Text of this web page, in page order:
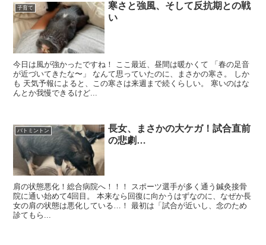
子育て
寒さと強風、そして反抗期との戦
い
今日は風が強かったですね！ ここ最近、昼間は暖かくて 「春の足音
が近づいてきたな〜」 なんて思っていたのに、まさかの寒さ。 しか
も 天気予報によると、この寒さは来週まで続くらしい。 寒いのはな
んとか我慢できるけど...
バトミントン
長女、まさかの大ケガ！試合直前
の悲劇…
肩の状態悪化！総合病院へ！！！ スポーツ選手が多く通う鍼灸接骨
院に通い始めて4回目。 本来なら回復に向かうはずなのに、なぜか長
女の肩の状態は悪化している…！ 最初は「試合が近いし、念のため
診てもら...